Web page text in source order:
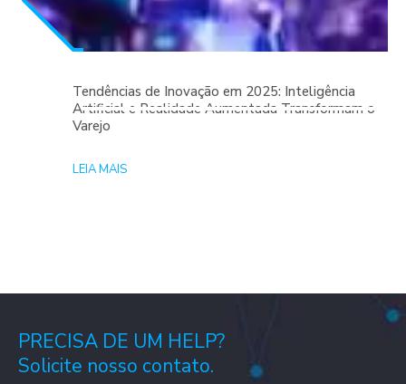
Tendências de Inovação em 2025: Inteligência
Artificial e Realidade Aumentada Transformam o
Varejo
LEIA MAIS
PRECISA DE UM HELP?
Solicite nosso contato.